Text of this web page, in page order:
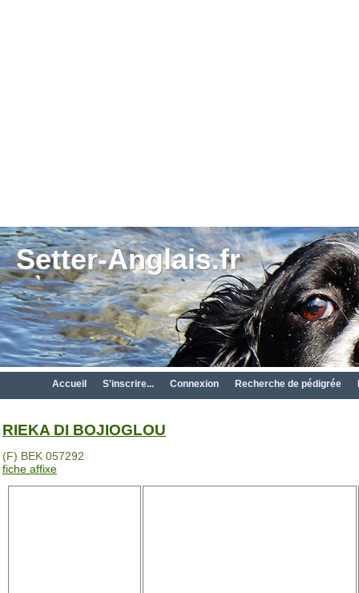
Setter-Anglais.fr
Accueil S'inscrire... Connexion Recherche de pédigrée
RIEKA DI BOJIOGLOU
(F) BEK 057292
fiche affixe